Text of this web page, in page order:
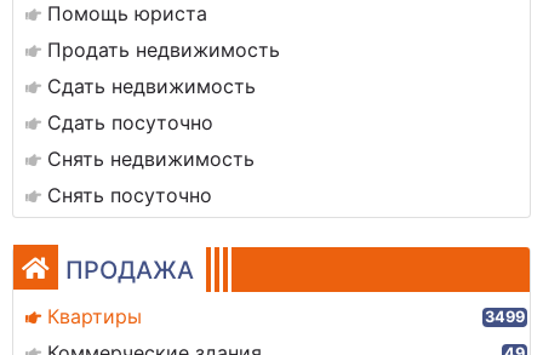
Помощь юриста
Продать недвижимость
Сдать недвижимость
Сдать посуточно
Снять недвижимость
Снять посуточно
ПРОДАЖА
Квартиры 3499